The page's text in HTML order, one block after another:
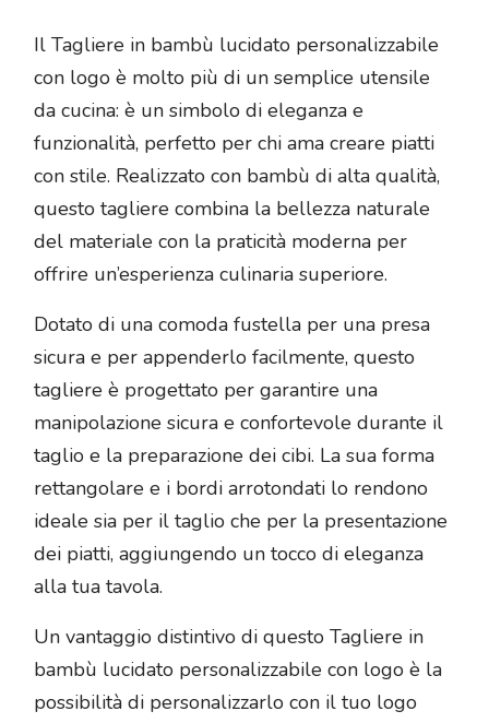
Il Tagliere in bambù lucidato personalizzabile
con logo è molto più di un semplice utensile
da cucina: è un simbolo di eleganza e
funzionalità, perfetto per chi ama creare piatti
con stile. Realizzato con bambù di alta qualità,
questo tagliere combina la bellezza naturale
del materiale con la praticità moderna per
offrire un’esperienza culinaria superiore.
Dotato di una comoda fustella per una presa
sicura e per appenderlo facilmente, questo
tagliere è progettato per garantire una
manipolazione sicura e confortevole durante il
taglio e la preparazione dei cibi. La sua forma
rettangolare e i bordi arrotondati lo rendono
ideale sia per il taglio che per la presentazione
dei piatti, aggiungendo un tocco di eleganza
alla tua tavola.
Un vantaggio distintivo di questo Tagliere in
bambù lucidato personalizzabile con logo è la
possibilità di personalizzarlo con il tuo logo